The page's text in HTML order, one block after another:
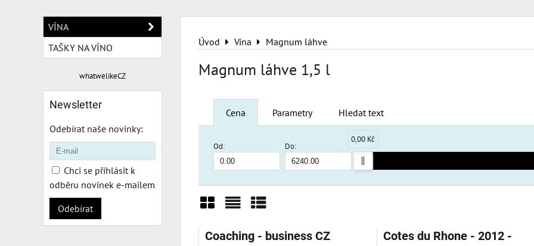
Úvod Vína Magnum láhve
Magnum láhve 1,5 l
Cena Parametry Hledat text
Od: Do:
0,00 Kč
Mřížka
Coaching - business CZ
Cotes du Rhone - 2012 -
VÍNA
TAŠKY NA VÍNO
whatwelikeCZ
Newsletter
Odebírat naše novinky:
Chci se přihlásit k
odběru novinek e-mailem
Odebírat